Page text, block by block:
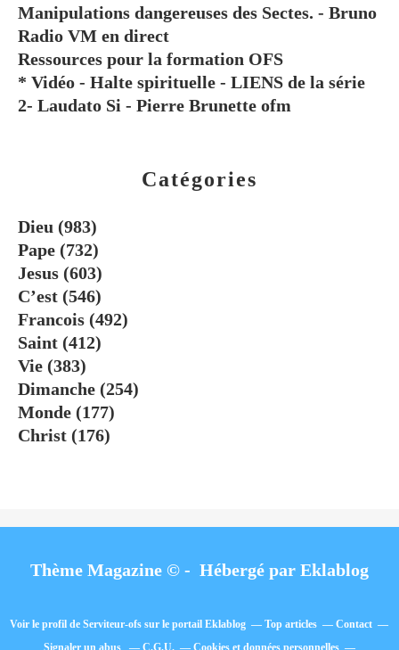
Catégories
Dieu (983)
Pape (732)
Jesus (603)
C’est (546)
Francois (492)
Saint (412)
Vie (383)
Dimanche (254)
Monde (177)
Christ (176)
Manipulations dangereuses des Sectes. - Bruno
Radio VM en direct
Ressources pour la formation OFS
* Vidéo - Halte spirituelle - LIENS de la série
2- Laudato Si - Pierre Brunette ofm
Thème Magazine © - Hébergé par Eklablog
Voir le profil deServiteur-ofs sur le portail Eklablog Top articles
Contact
Signaler un abus
C.G.U.
Cookies et données personnelles